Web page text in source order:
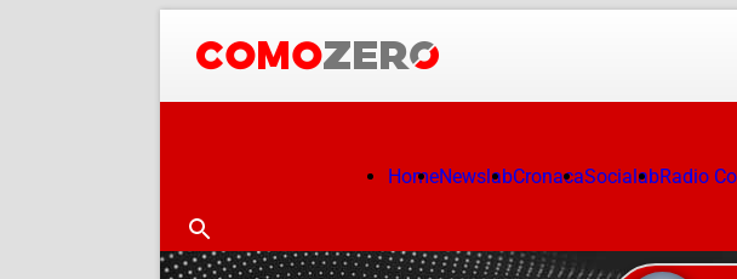
HomeNewslabCronacaSocialabRadio